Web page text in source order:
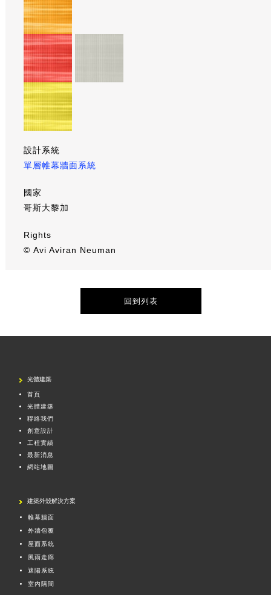
設計系統
單層帷幕牆面系統
國家
哥斯大黎加
Rights
© Avi Aviran Neuman
回到列表
光體建築
首頁
光體建築
聯絡我們
創意設計
工程實績
最新消息
網站地圖
建築外殼解決方案
帷幕牆面
外牆包覆
屋面系統
風雨走廊
遮陽系統
室內隔間